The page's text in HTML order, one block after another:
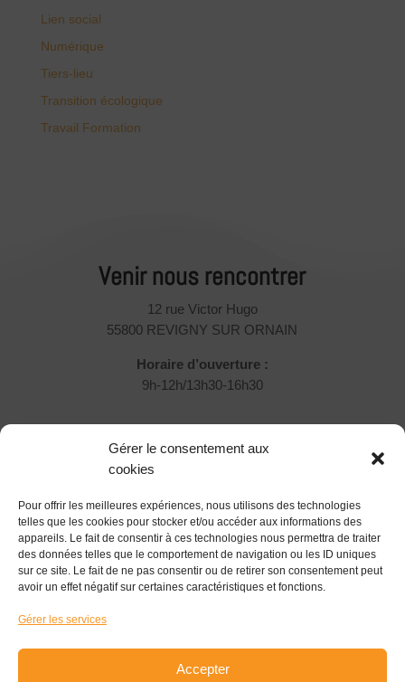
Gérer le consentement aux
cookies
Pour offrir les meilleures expériences, nous utilisons des technologies
telles que les cookies pour stocker et/ou accéder aux informations des
appareils. Le fait de consentir à ces technologies nous permettra de traiter
des données telles que le comportement de navigation ou les ID uniques
sur ce site. Le fait de ne pas consentir ou de retirer son consentement peut
avoir un effet négatif sur certaines caractéristiques et fonctions.
Gérer les services
Accepter
Lien social
Numérique
Tiers-lieu
Transition écologique
Travail Formation
Venir nous rencontrer
12 rue Victor Hugo
55800 REVIGNY SUR ORNAIN
Horaire d’ouverture :
9h-12h/13h30-16h30
Rejoignez-nous !
Vous souhaitez nous rejoindre et participer ?
Devenir Associé
Suivez-nous !